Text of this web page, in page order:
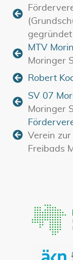
MTV
Moringer
Robert
SV 07
Moringer
Verein
Freibads